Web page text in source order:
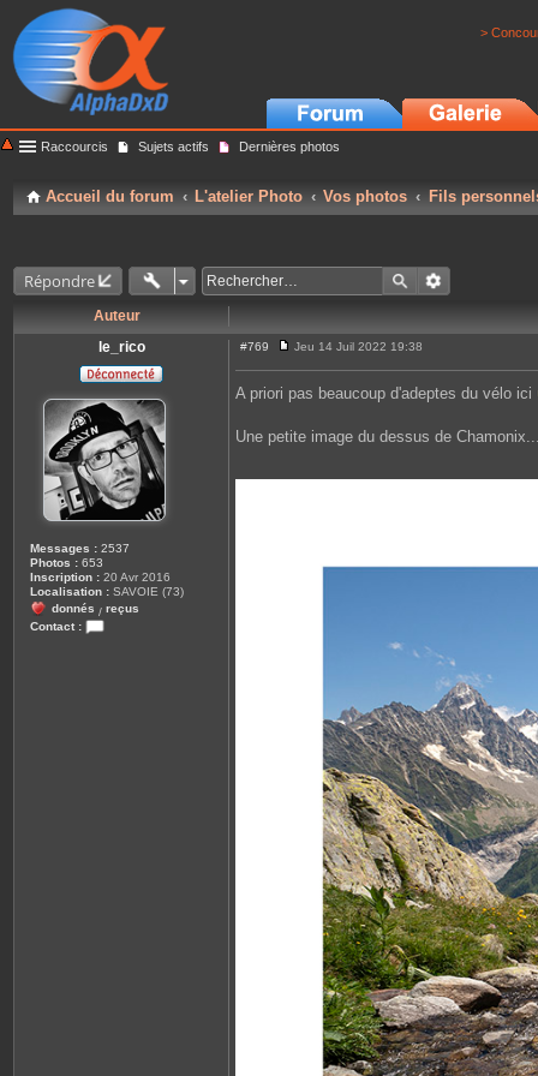
>
Raccourcis Sujets actifs Dernières photos
Accueil du forum L'atelier Photo Vos photos Fils
Répondre
Auteur
le_rico
Messages : 2537
Photos : 653
Inscription : 20 Avr 2016
Localisation : SAVOIE (73)
donnés / reçus
Contact :
#769
e
s
g
e
Jeu 14 Juil 2022 19:38
A priori pas beaucoup d'adeptes du vélo ici
Une petite image du dessus de